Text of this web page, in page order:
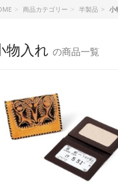
商品カテゴリー 半製品 小
物入れ の商品一覧